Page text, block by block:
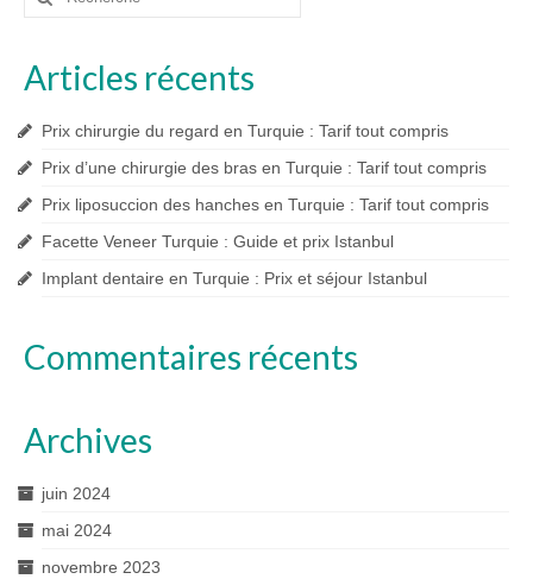
Articles récents
Prix chirurgie du regard en Turquie : Tarif tout compris
Prix d’une chirurgie des bras en Turquie : Tarif tout compris
Prix liposuccion des hanches en Turquie : Tarif tout compris
Facette Veneer Turquie : Guide et prix Istanbul
Implant dentaire en Turquie : Prix et séjour Istanbul
Commentaires récents
Archives
juin 2024
mai 2024
novembre 2023